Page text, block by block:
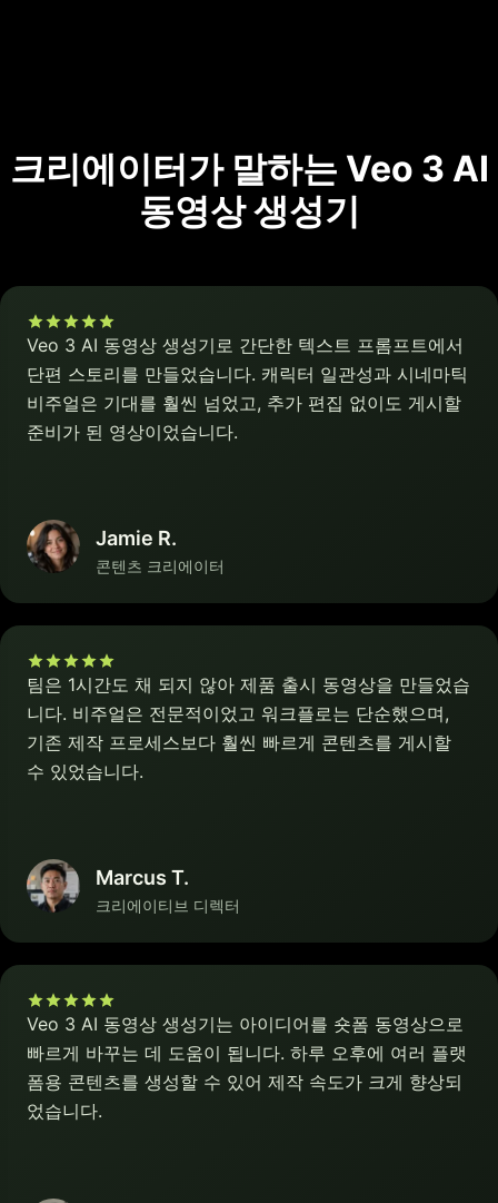
크리에이터가 말하는 Veo 3 AI
동영상 생성기
Veo 3 AI 동영상 생성기로 간단한 텍스트 프롬프트에서
단편 스토리를 만들었습니다. 캐릭터 일관성과 시네마틱
비주얼은 기대를 훨씬 넘었고, 추가 편집 없이도 게시할
준비가 된 영상이었습니다.
Jamie R.
콘텐츠 크리에이터
팀은 1시간도 채 되지 않아 제품 출시 동영상을 만들었습
니다. 비주얼은 전문적이었고 워크플로는 단순했으며,
기존 제작 프로세스보다 훨씬 빠르게 콘텐츠를 게시할
수 있었습니다.
Marcus T.
크리에이티브 디렉터
Veo 3 AI 동영상 생성기는 아이디어를 숏폼 동영상으로
빠르게 바꾸는 데 도움이 됩니다. 하루 오후에 여러 플랫
폼용 콘텐츠를 생성할 수 있어 제작 속도가 크게 향상되
었습니다.